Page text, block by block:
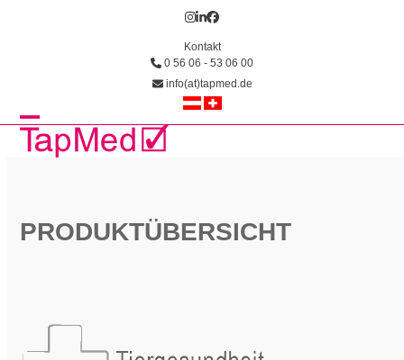
Instagram
LinkedIn
Facebook
Kontakt
0 56 06 - 53 06 00
info(at)tapmed.de
Open
Close
PRODUKTÜBERSICHT